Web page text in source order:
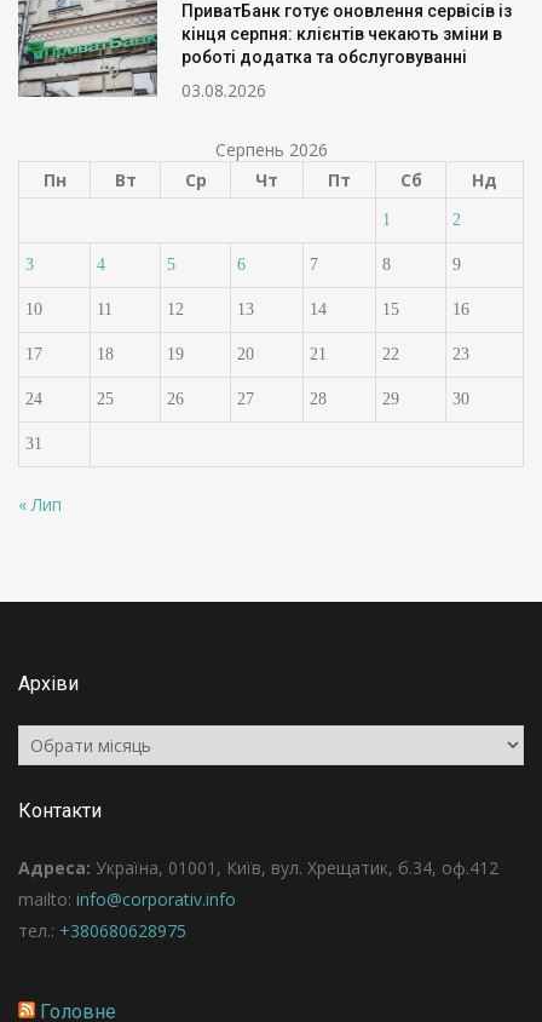
ПриватБанк готує оновлення сервісів із
кінця серпня: клієнтів чекають зміни в
роботі додатка та обслуговуванні
03.08.2026
Серпень 2026
Пн
Вт Ср Чт Пт Сб Нд
1 2
3 4 5 6 7 8 9
10 11 12 13 14 15 16
17 18 19 20 21 22 23
24 25 26 27 28 29 30
31
« Лип
Архіви
Архіви
Контакти
Адреса: Україна, 01001, Київ, вул. Хрещатик, б.34, оф.412
mailto: info@corporativ.info
тел.: +380680628975
Головне